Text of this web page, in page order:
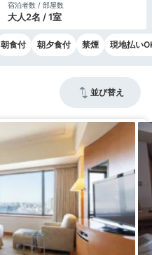
宿泊者数 / 部屋数
大人2名 / 1室
朝食付 朝夕食付 禁煙 現地払い
並び替え